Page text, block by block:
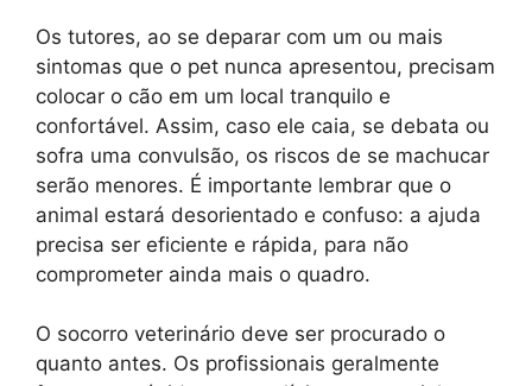
Os tutores, ao se deparar com um ou mais
sintomas que o pet nunca apresentou, precisam
colocar o cão em um local tranquilo e
confortável. Assim, caso ele caia, se debata ou
sofra uma convulsão, os riscos de se machucar
serão menores. É importante lembrar que o
animal estará desorientado e confuso: a ajuda
precisa ser eficiente e rápida, para não
comprometer ainda mais o quadro.
O socorro veterinário deve ser procurado o
quanto antes. Os profissionais geralmente